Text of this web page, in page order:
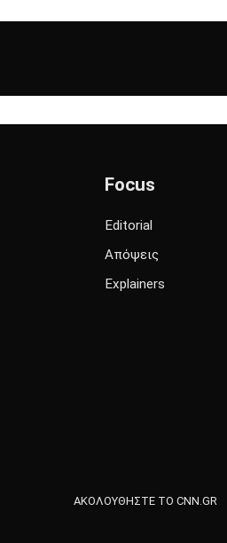
Focus
Editorial
Απόψεις
Explainers
ΑΚΟΛΟΥΘΗΣΤΕ ΤΟ CNN.GR